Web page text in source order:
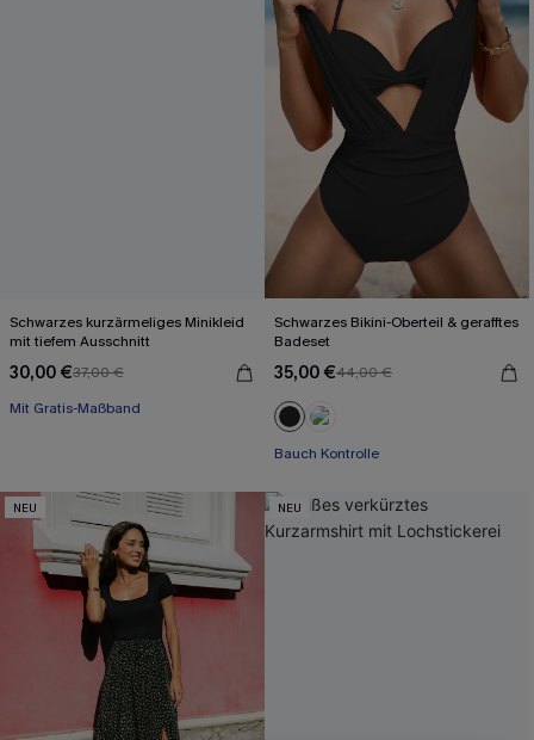
Schwarzes kurzärmeliges Minikleid
mit tiefem Ausschnitt
30,00 €37,00 €
Mit Gratis-Maßband
Baumwolle
Schwarzes Bikini-Oberteil & gerafftes
Badeset
35,00 €44,00 €
Bauch Kontrolle
NEU NEU